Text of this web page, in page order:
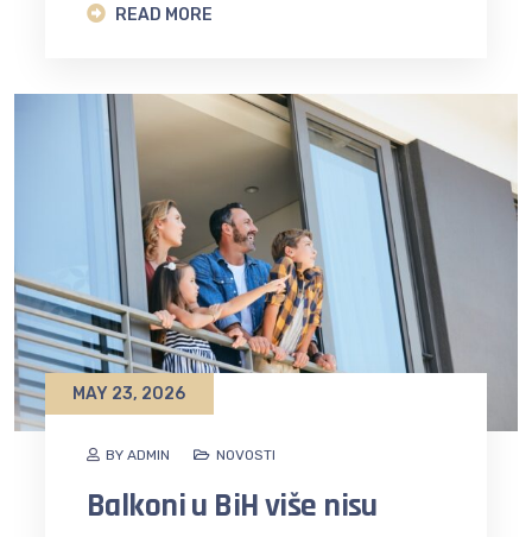
READ MORE
BY ADMIN
MAY 23, 2026
NOVOSTI
Balkoni u BiH više nisu